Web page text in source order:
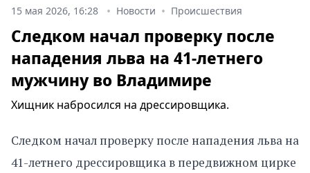
15 мая 2026, 16:28 Новости Происшествия
Следком начал проверку после
нападения льва на 41-летнего
мужчину во Владимире
Хищник набросился на дрессировщика.
Следком начал проверку после нападения льва на
41-летнего дрессировщика в передвижном цирке